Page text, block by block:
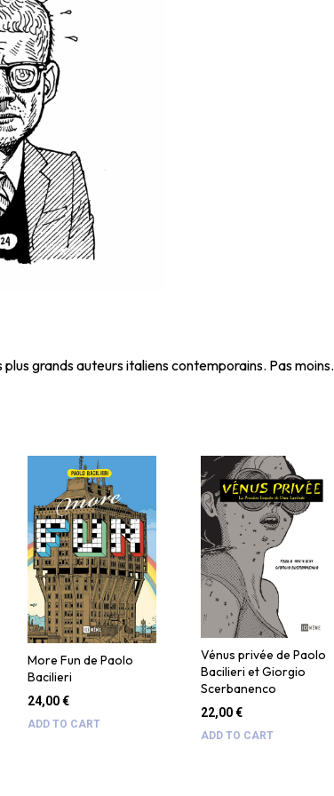
plus grands auteurs italiens contemporains. Pas moins.
More Fun de Paolo
Bacilieri
24,00€
ADD TO CART
Vénus privée de Paolo
Bacilieri et Giorgio
Scerbanenco
22,00€
ADD TO CART